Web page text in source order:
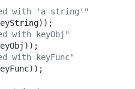
with 'a string'"
with keyObj"
with keyFunc"